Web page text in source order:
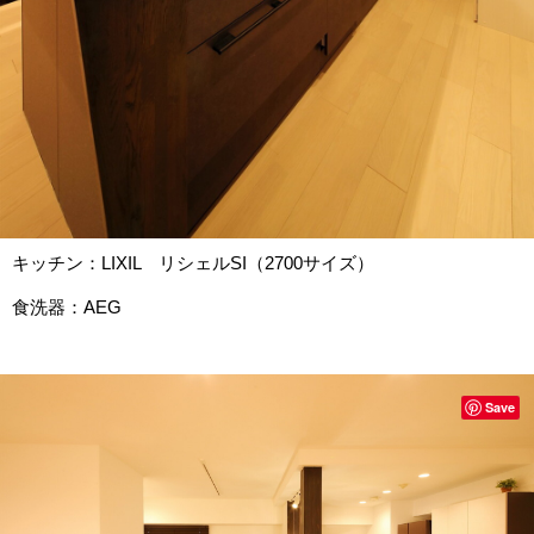
キッチン：LIXIL リシェルSI（2700サイズ）
食洗器：AEG
Save